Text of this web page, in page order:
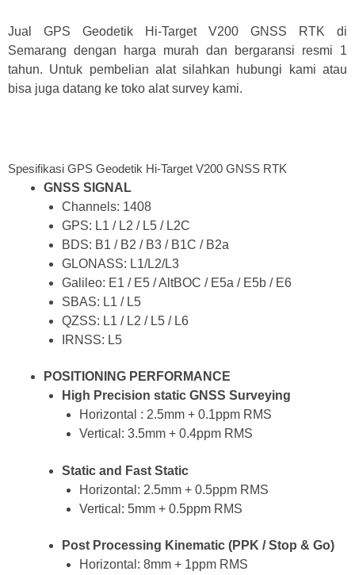
Jual GPS Geodetik Hi-Target V200 GNSS RTK di
Semarang dengan harga murah dan bergaransi resmi 1
tahun. Untuk pembelian alat silahkan hubungi kami atau
bisa juga datang ke toko alat survey kami.
Spesifikasi GPS Geodetik Hi-Target V200 GNSS RTK
GNSS SIGNAL
Channels: 1408
GPS: L1 / L2 / L5 / L2C
BDS: B1 / B2 / B3 / B1C / B2a
GLONASS: L1/L2/L3
Galileo: E1 / E5 / AltBOC / E5a / E5b / E6
SBAS: L1 / L5
QZSS: L1 / L2 / L5 / L6
IRNSS: L5
POSITIONING PERFORMANCE
High Precision static GNSS Surveying
Horizontal : 2.5mm + 0.1ppm RMS
Vertical: 3.5mm + 0.4ppm RMS
Static and Fast Static
Horizontal: 2.5mm + 0.5ppm RMS
Vertical: 5mm + 0.5ppm RMS
Post Processing Kinematic (PPK / Stop & Go)
Horizontal: 8mm + 1ppm RMS